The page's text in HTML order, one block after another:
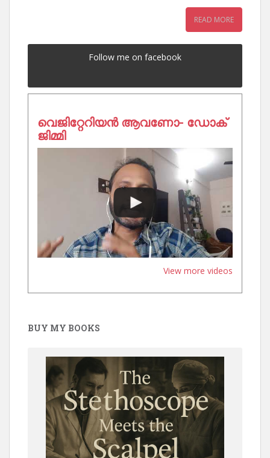
READ MORE
Follow me on facebook
വെജിറ്റേറിയൻ ആവണോ- ഡോക്
ജിമ്മി
View more videos
BUY MY BOOKS